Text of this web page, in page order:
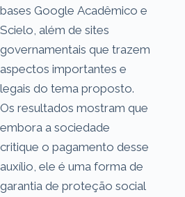
bases Google Acadêmico e
Scielo, além de sites
governamentais que trazem
aspectos importantes e
legais do tema proposto.
Os resultados mostram que
embora a sociedade
critique o pagamento desse
auxílio, ele é uma forma de
garantia de proteção social